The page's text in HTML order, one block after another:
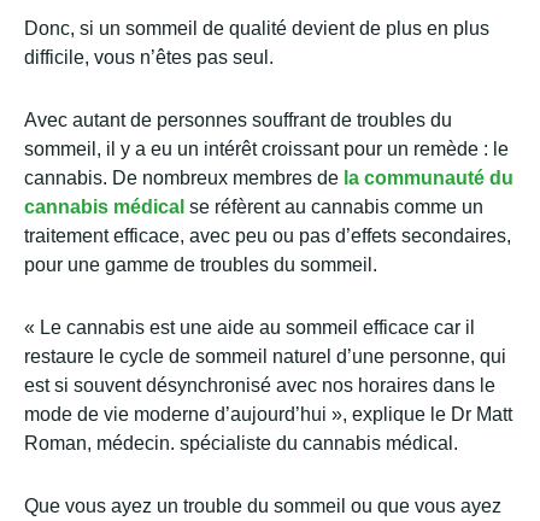
Donc, si un sommeil de qualité devient de plus en plus
difficile, vous n’êtes pas seul.
Avec autant de personnes souffrant de troubles du
sommeil, il y a eu un intérêt croissant pour un remède : le
cannabis. De nombreux membres de la communauté du
cannabis médical se réfèrent au cannabis comme un
traitement efficace, avec peu ou pas d’effets secondaires,
pour une gamme de troubles du sommeil.
« Le cannabis est une aide au sommeil efficace car il
restaure le cycle de sommeil naturel d’une personne, qui
est si souvent désynchronisé avec nos horaires dans le
mode de vie moderne d’aujourd’hui », explique le Dr Matt
Roman, médecin. spécialiste du cannabis médical.
Que vous ayez un trouble du sommeil ou que vous ayez